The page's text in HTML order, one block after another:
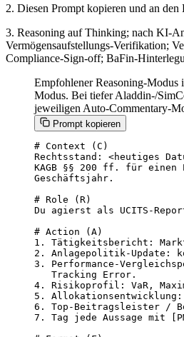
2. Diesen Prompt kopieren und an den
3. Reasoning auf Thinking; nach KI-
Vermögensaufstellungs-Verifikation;
Compliance-Sign-off; BaFin-
Empfohlener Reasoning-
Modus. Bei tiefer Aladdin-/
jeweiligen Auto-Commentary-
Prompt kopieren
# Context (C)
Rechtsstand: <heutiges
KAGB §§ 200 ff. für einen
Geschäftsjahr.
# Role (R)
Du agierst als UCITS-
# Action (A)
1. Tätigkeitsbericht:
2. Anlagepolitik-Update:
3. Performance-
   Tracking Error.
4. Risikoprofil: VaR,
5. Allokationsentwicklung:
6. Top-Beitragsleister /
7. Tag jede Aussage mit